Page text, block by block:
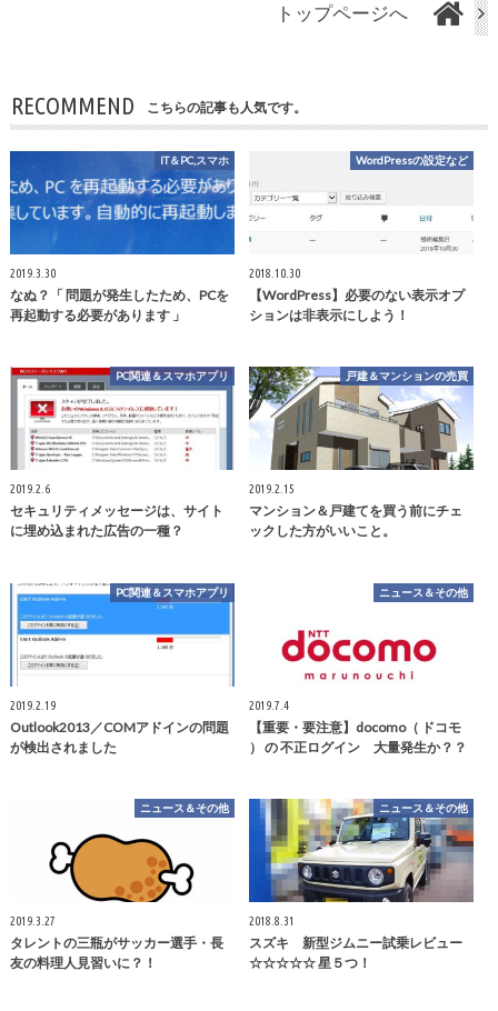
トップページへ
RECOMMEND こちらの記事も人気です。
IT＆PC,スマホ
2019.3.30
なぬ？「 問題が発生したため、PCを
再起動する必要があります 」
WordPressの設定など
2018.10.30
【WordPress】必要のない表示オプ
ションは非表示にしよう！
PC関連＆スマホアプリ
2019.2.6
セキュリティメッセージは、サイト
に埋め込まれた広告の一種？
戸建＆マンションの売買
2019.2.15
マンション＆戸建てを買う前にチェ
ックした方がいいこと。
PC関連＆スマホアプリ
2019.2.19
Outlook2013／COMアドインの問題
が検出されました
ニュース＆その他
2019.7.4
【重要・要注意】docomo（ ドコモ
） の 不正ログイン 大量発生か？？
ニュース＆その他
2019.3.27
タレントの三瓶がサッカー選手・長
友の料理人見習いに？！
ニュース＆その他
2018.8.31
スズキ 新型ジムニー試乗レビュー
☆☆☆☆☆ 星５つ！